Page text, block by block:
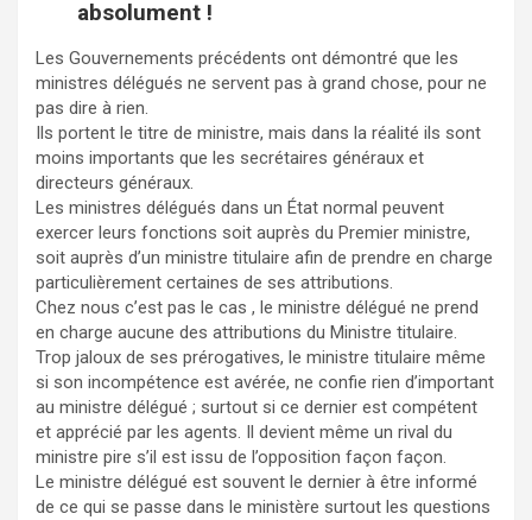
absolument !
Les Gouvernements précédents ont démontré que les
ministres délégués ne servent pas à grand chose, pour ne
pas dire à rien.
Ils portent le titre de ministre, mais dans la réalité ils sont
moins importants que les secrétaires généraux et
directeurs généraux.
Les ministres délégués dans un État normal peuvent
exercer leurs fonctions soit auprès du Premier ministre,
soit auprès d’un ministre titulaire afin de prendre en charge
particulièrement certaines de ses attributions.
Chez nous c’est pas le cas , le ministre délégué ne prend
en charge aucune des attributions du Ministre titulaire.
Trop jaloux de ses prérogatives, le ministre titulaire même
si son incompétence est avérée, ne confie rien d’important
au ministre délégué ; surtout si ce dernier est compétent
et apprécié par les agents. Il devient même un rival du
ministre pire s’il est issu de l’opposition façon façon.
Le ministre délégué est souvent le dernier à être informé
de ce qui se passe dans le ministère surtout les questions